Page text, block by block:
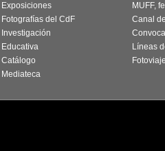
Exposiciones
Fotografías del CdF
Investigación
Educativa
Catálogo
Mediateca
MUFF,
Canal
Líneas